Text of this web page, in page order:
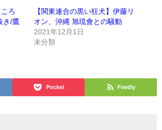
ろ
き/鷹
【関東連合の黒い狂犬】伊藤リ
オン、沖縄 旭琉會との騒動
2021年12月1日
未分類
Pocket Feedly